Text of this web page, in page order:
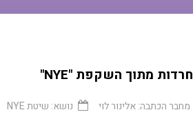
חרדות מתוך השקפת "NYE"
מחבר הכתבה:אלינור לוי נושא: שיטת NYE